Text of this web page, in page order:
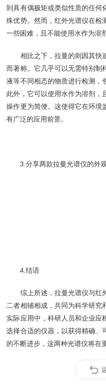
到具有偶极矩或类似性质的任何
殊优势。然而，红外光谱仪在检
一些困难，且不能使用水作为溶
相比之下，拉曼的则因其快
而著称。它几乎可以无需特别制
液等不同相态的物质进行检测，
此外，它可以使用水作为溶剂，
操作更为简便。这使得它在环境
有广泛的应用前景。
3.分享两款拉曼光谱仪的外
4.结语
综上所述，拉曼光谱仪与红外
二者相辅相成，共同为科学研究
实际应用中，科研人员和企业应
选择合适的仪器，以获得精确、
的不断进步，这两种光谱仪将在